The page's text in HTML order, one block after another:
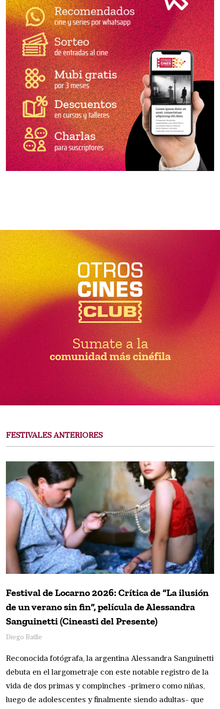
FESTIVALES ANTERIORES
Festival de Locarno 2026: Crítica de “La ilusión
de un verano sin fin”, película de Alessandra
Sanguinetti (Cineasti del Presente)
Diego Batlle
Reconocida fotógrafa, la argentina Alessandra Sanguinetti
debuta en el largometraje con este notable registro de la
vida de dos primas y compinches -primero como niñas,
luego de adolescentes y finalmente siendo adultas- que